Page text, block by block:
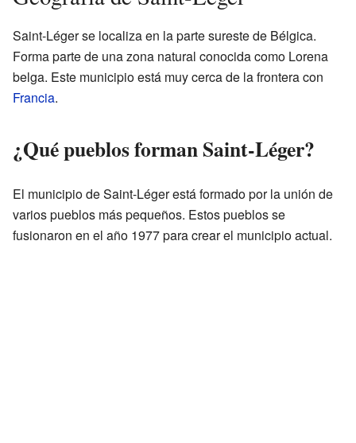
Saint-Léger se localiza en la parte sureste de Bélgica.
Forma parte de una zona natural conocida como Lorena
belga. Este municipio está muy cerca de la frontera con
Francia.
¿Qué pueblos forman Saint-Léger?
El municipio de Saint-Léger está formado por la unión de
varios pueblos más pequeños. Estos pueblos se
fusionaron en el año 1977 para crear el municipio actual.